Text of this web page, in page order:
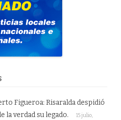
Figueroa: Risaralda despidió
la verdad su legado.
15 julio,